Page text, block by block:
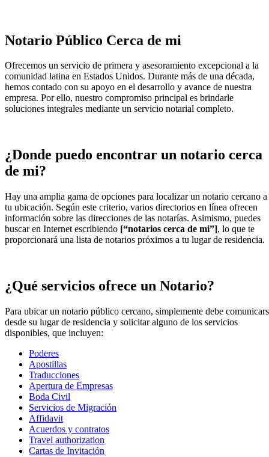
Notario Público Cerca de mi
Ofrecemos un servicio de primera y asesoramiento excepcional a la
comunidad latina en Estados Unidos. Durante más de una década,
hemos contado con su apoyo en el desarrollo y avance de nuestra
empresa. Por ello, nuestro compromiso principal es brindarle
soluciones integrales mediante un servicio notarial completo.
¿Donde puedo encontrar un notario cerca
de mi?
Hay una amplia gama de opciones para localizar un notario cercano a
tu ubicación. Según este criterio, varios directorios en línea ofrecen
información sobre las direcciones de las notarías. Asimismo, puedes
buscar en Internet escribiendo [“notarios cerca de mi”], lo que te
proporcionará una lista de notarios próximos a tu lugar de residencia.
¿Qué servicios ofrece un Notario?
Para ubicar un notario público cercano, simplemente debe
desde su lugar de residencia y solicitar alguno de los servicios
disponibles, que incluyen:
Poderes
Apostillas
Traducciones
Apertura de Empresas
Boda Civil
Servicios de Migración
Affidavit
Acuerdos y contratos
Travel authorization
Cartas de Invitación